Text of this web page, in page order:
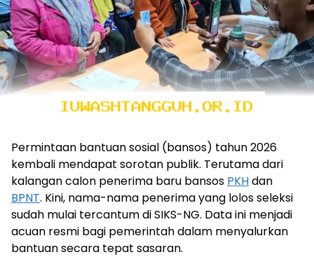
Permintaan bantuan sosial (bansos) tahun 2026
kembali mendapat sorotan publik. Terutama dari
kalangan calon penerima baru bansos PKHdan
BPNT. Kini, nama-nama penerima yang lolos seleksi
sudah mulai tercantum di SIKS-NG. Data ini menjadi
acuan resmi bagi pemerintah dalam menyalurkan
bantuan secara tepat sasaran.